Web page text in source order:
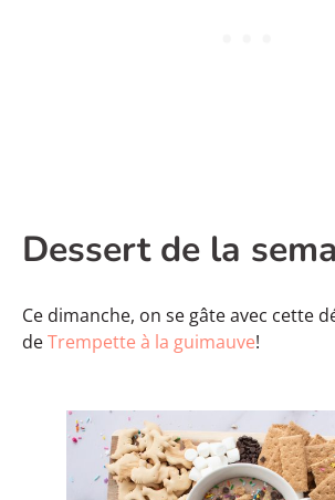
Dessert de la
Ce dimanche, on se gâte avec cette
deTrempette à la guimauve!